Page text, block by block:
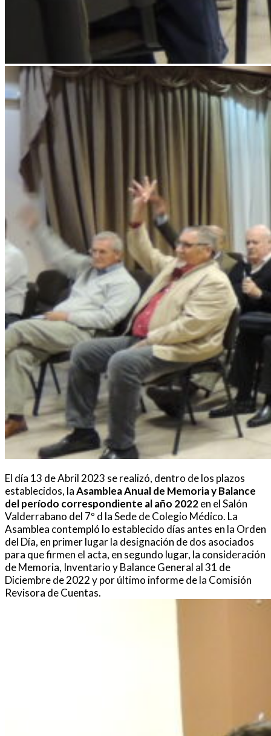
El día 13 de Abril 2023 se realizó, dentro de los plazos
establecidos, laAsamblea Anual de Memoria y Balance
del período correspondiente al año 2022en el Salón
Valderrabano del 7º d la Sede de Colegio Médico. La
Asamblea contempló lo establecido días antes en la Orden
del Día, en primer lugar la designación de dos asociados
para que firmen el acta, en segundo lugar, la consideración
de Memoria, Inventario y Balance General al 31 de
Diciembre de 2022 y por último informe de la Comisión
Revisora de Cuentas.